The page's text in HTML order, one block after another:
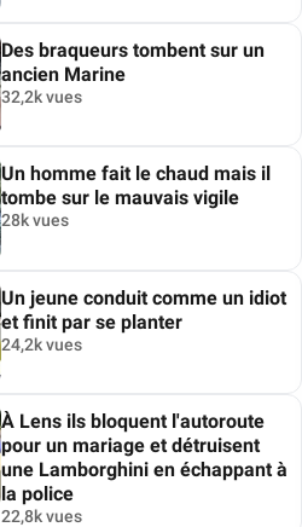
Des braqueurs tombent sur un
ancien Marine
32,2k vues
Un homme fait le chaud mais il
tombe sur le mauvais vigile
28k vues
Un jeune conduit comme un idiot
et finit par se planter
24,2k vues
À Lens ils bloquent l'autoroute
pour un mariage et détruisent
une Lamborghini en échappant à
la police
22,8k vues